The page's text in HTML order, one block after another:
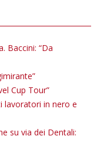
Baccini: “Da
Cup Tour”
lavoratori in nero e
su via dei Dentali: